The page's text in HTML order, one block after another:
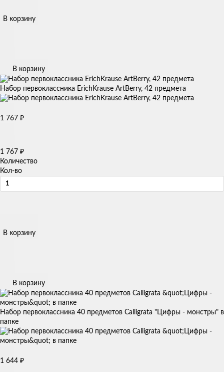
В корзину
В корзину
Набор первоклассника ErichKrause ArtBerry, 42 предмета
1 767 ₽
1 767 ₽
Количество
Кол-во
В корзину
В корзину
Набор первоклассника 40 предметов Calligrata "Цифры - монстры" в
папке
1 644 ₽